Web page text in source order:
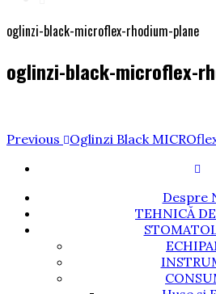
oglinzi-black-microflex-rhodium-plane
oglinzi-black-microflex-
Navigare
articole
Previous
Previous Oglinzi Black
Despre
TEHNICĂ